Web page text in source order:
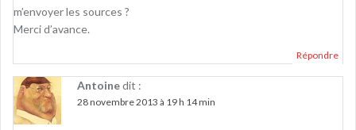
m’envoyer les sources ?
Merci d’avance.
Répondre
Antoinedit :
28 novembre 2013 à 19 h 14 min